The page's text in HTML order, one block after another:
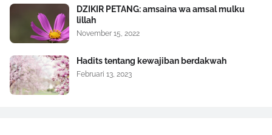
DZIKIR PETANG: amsaina wa amsal mulku
lillah
November 15, 2022
Hadits tentang kewajiban berdakwah
Februari 13, 2023